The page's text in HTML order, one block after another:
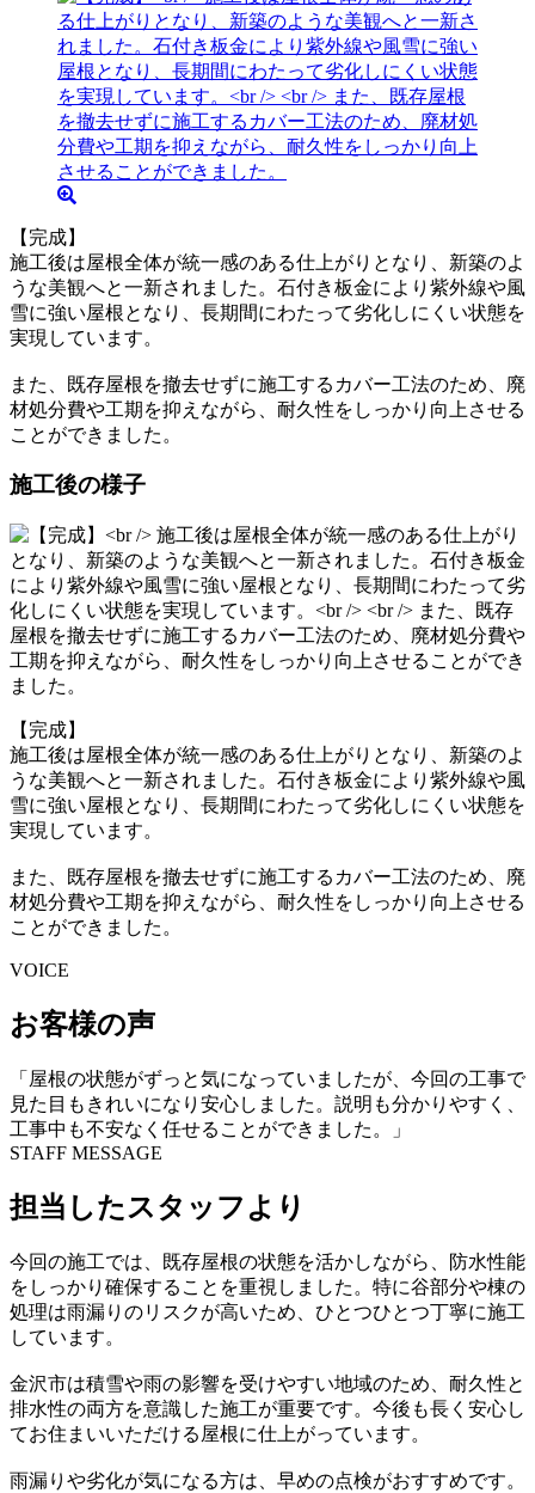
【完成】
施工後は屋根全体が統一感のある仕上がりとなり、新築のよ
うな美観へと一新されました。石付き板金により紫外線や風
雪に強い屋根となり、長期間にわたって劣化しにくい状態を
実現しています。
また、既存屋根を撤去せずに施工するカバー工法のため、廃
材処分費や工期を抑えながら、耐久性をしっかり向上させる
ことができました。
施工後の様子
【完成】
施工後は屋根全体が統一感のある仕上がりとなり、新築のよ
うな美観へと一新されました。石付き板金により紫外線や風
雪に強い屋根となり、長期間にわたって劣化しにくい状態を
実現しています。
また、既存屋根を撤去せずに施工するカバー工法のため、廃
材処分費や工期を抑えながら、耐久性をしっかり向上させる
ことができました。
VOICE
お客様の声
「屋根の状態がずっと気になっていましたが、今回の工事で
見た目もきれいになり安心しました。説明も分かりやすく、
工事中も不安なく任せることができました。」
STAFF MESSAGE
担当したスタッフより
今回の施工では、既存屋根の状態を活かしながら、防水性能
をしっかり確保することを重視しました。特に谷部分や棟の
処理は雨漏りのリスクが高いため、ひとつひとつ丁寧に施工
しています。
金沢市は積雪や雨の影響を受けやすい地域のため、耐久性と
排水性の両方を意識した施工が重要です。今後も長く安心し
てお住まいいただける屋根に仕上がっています。
雨漏りや劣化が気になる方は、早めの点検がおすすめです。